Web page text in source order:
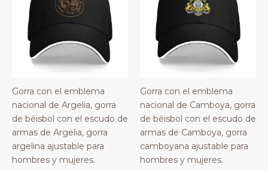
Gorra con el emblema
nacional de Argelia, gorra
de béisbol con el escudo de
armas de Argelia, gorra
argelina ajustable para
hombres y mujeres.
Gorra con el emblema
nacional de Camboya, gorra
de béisbol con el escudo de
armas de Camboya, gorra
camboyana ajustable para
hombres y mujeres.